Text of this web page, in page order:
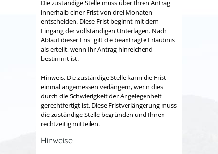
Die zuständige Stelle muss über Ihren Antrag
innerhalb einer Frist von drei Monaten
entscheiden. Diese Frist beginnt mit dem
Eingang der vollständigen Unterlagen. Nach
Ablauf dieser Frist gilt die beantragte Erlaubnis
als erteilt, wenn Ihr Antrag hinreichend
bestimmt ist.
Hinweis: Die zuständige Stelle kann die Frist
einmal angemessen verlängern, wenn dies
durch die Schwierigkeit der Angelegenheit
gerechtfertigt ist. Diese Fristverlängerung muss
die zuständige Stelle begründen und Ihnen
rechtzeitig mitteilen.
Hinweise